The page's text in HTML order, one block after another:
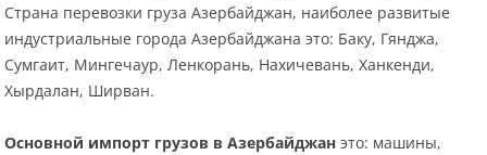
Страна перевозки груза Азербайджан, наиболее развитые
индустриальные города Азербайджана это: Баку, Гянджа,
Сумгаит, Мингечаур, Ленкорань, Нахичевань, Ханкенди,
Хырдалан, Ширван.
Основной импорт грузов в Азербайджан это: машины,